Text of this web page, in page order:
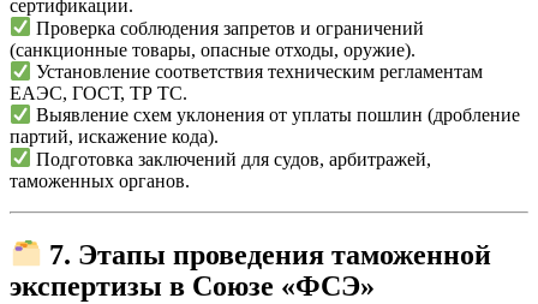
сертификации.
Проверка соблюдения запретов и ограничений
(санкционные товары, опасные отходы, оружие).
Установление соответствия техническим регламентам
ЕАЭС, ГОСТ, ТР ТС.
Выявление схем уклонения от уплаты пошлин (дробление
партий, искажение кода).
Подготовка заключений для судов, арбитражей,
таможенных органов.
7. Этапы проведения таможенной
экспертизы в Союзе «ФСЭ»